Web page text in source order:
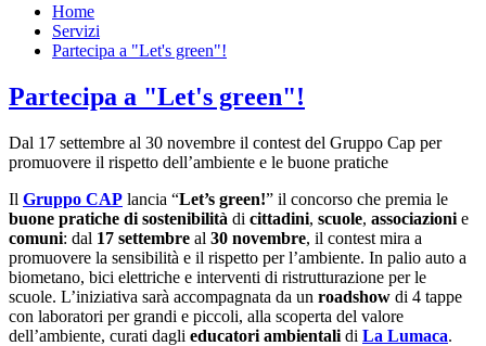
Home
Servizi
Partecipa a "Let's green"!
Partecipa a "Let's green"!
Dal 17 settembre al 30 novembre il contest del Gruppo Cap per
promuovere il rispetto dell’ambiente e le buone pratiche
Il Gruppo CAP lancia “Let’s green!” il concorso che premia le
buone pratiche di sostenibilità di cittadini, scuole, associazioni e
comuni: dal 17 settembre al 30 novembre, il contest mira a
promuovere la sensibilità e il rispetto per l’ambiente. In palio auto a
biometano, bici elettriche e interventi di ristrutturazione per le
scuole. L’iniziativa sarà accompagnata da un roadshow di 4 tappe
con laboratori per grandi e piccoli, alla scoperta del valore
dell’ambiente, curati dagli educatori ambientali di La Lumaca.